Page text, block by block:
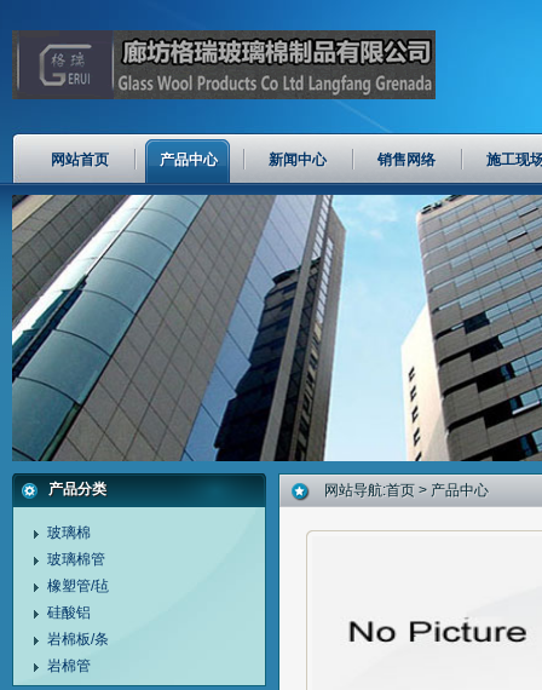
网站首页 产品中心 新闻中心 销售网络 施工现
产品分类
玻璃棉
玻璃棉管
橡塑管/毡
硅酸铝
岩棉板/条
岩棉管
网站导航:首页 > 产品中心